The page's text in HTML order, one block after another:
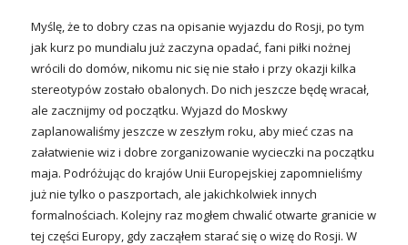
Myślę, że to dobry czas na opisanie wyjazdu do Rosji, po tym
jak kurz po mundialu już zaczyna opadać, fani piłki nożnej
wrócili do domów, nikomu nic się nie stało i przy okazji kilka
stereotypów zostało obalonych. Do nich jeszcze będę wracał,
ale zacznijmy od początku. Wyjazd do Moskwy
zaplanowaliśmy jeszcze w zeszłym roku, aby mieć czas na
załatwienie wiz i dobre zorganizowanie wycieczki na początku
maja. Podróżując do krajów Unii Europejskiej zapomnieliśmy
już nie tylko o paszportach, ale jakichkolwiek innych
formalnościach. Kolejny raz mogłem chwalić otwarte granicie w
tej części Europy, gdy zacząłem starać się o wizę do Rosji. W